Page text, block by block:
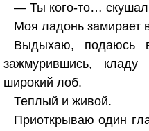
— Ты кого-то…
Моя ладонь замирает
Выдыхаю, подаюсь
зажмурившись,
широкий лоб.
Теплый и живой.
Приоткрываю один